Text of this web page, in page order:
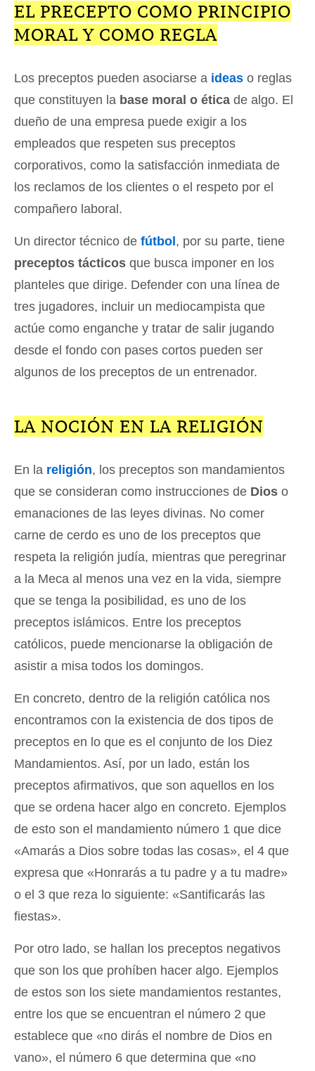
EL PRECEPTO COMO PRINCIPIO
MORAL Y COMO REGLA
Los preceptos pueden asociarse a ideas o reglas
que constituyen la base moral o ética de algo. El
dueño de una empresa puede exigir a los
empleados que respeten sus preceptos
corporativos, como la satisfacción inmediata de
los reclamos de los clientes o el respeto por el
compañero laboral.
Un director técnico de fútbol, por su parte, tiene
preceptos tácticos que busca imponer en los
planteles que dirige. Defender con una línea de
tres jugadores, incluir un mediocampista que
actúe como enganche y tratar de salir jugando
desde el fondo con pases cortos pueden ser
algunos de los preceptos de un entrenador.
LA NOCIÓN EN LA RELIGIÓN
En la religión, los preceptos son mandamientos
que se consideran como instrucciones de Dios o
emanaciones de las leyes divinas. No comer
carne de cerdo es uno de los preceptos que
respeta la religión judía, mientras que peregrinar
a la Meca al menos una vez en la vida, siempre
que se tenga la posibilidad, es uno de los
preceptos islámicos. Entre los preceptos
católicos, puede mencionarse la obligación de
asistir a misa todos los domingos.
En concreto, dentro de la religión católica nos
encontramos con la existencia de dos tipos de
preceptos en lo que es el conjunto de los Diez
Mandamientos. Así, por un lado, están los
preceptos afirmativos, que son aquellos en los
que se ordena hacer algo en concreto. Ejemplos
de esto son el mandamiento número 1 que dice
«Amarás a Dios sobre todas las cosas», el 4 que
expresa que «Honrarás a tu padre y a tu madre»
o el 3 que reza lo siguiente: «Santificarás las
fiestas».
Por otro lado, se hallan los preceptos negativos
que son los que prohíben hacer algo. Ejemplos
de estos son los siete mandamientos restantes,
entre los que se encuentran el número 2 que
establece que «no dirás el nombre de Dios en
vano», el número 6 que determina que «no